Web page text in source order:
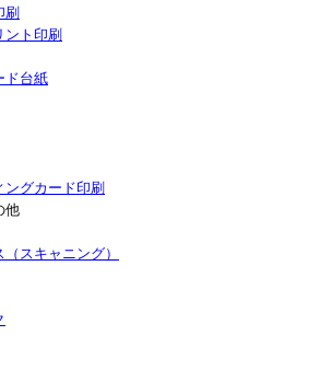
刷
ント印刷
ド台紙
グカード印刷
他
スキャニング）